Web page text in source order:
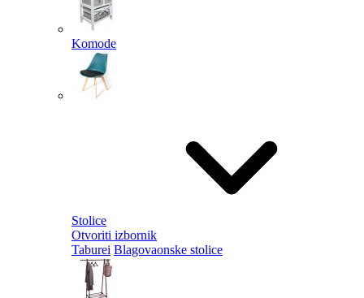
Komode
Stolice
Otvoriti izbornik
Taburei Blagovaonske stolice